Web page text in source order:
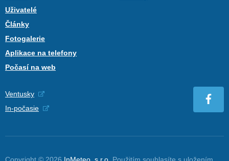
Uživatelé
Články
Fotogalerie
Aplikace na telefony
Počasí na web
Ventusky
In-počasie
Copyright © 2026 InMeteo, s.r.o. Použitím souhlasíte s uložením